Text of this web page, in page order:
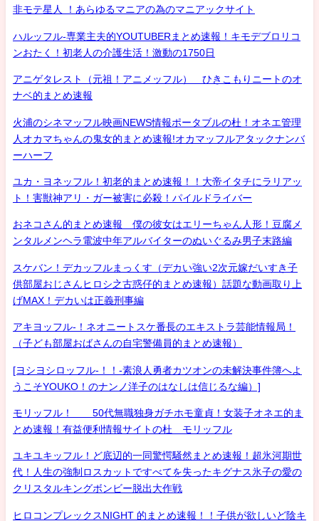
非モテ星人 ！あらゆるマニアの為のマニアックサイト
ハルッフル-専業主夫的YOUTUBERまとめ速報！キモデブロリコ
ンおたく！初老人の介護生活！激動の1750日
アニゲタレスト（元祖！アニメッフル） ひきこもりニートのオ
ナベ的まとめ速報
火浦のシネマッフル映画NEWS情報ポータブルの杜！オネエ管理
人オカマちゃんの鬼女的まとめ速報!オカマッフルアタックナンバ
ーハーフ
ユカ・ヨネッフル！初老的まとめ速報！！大帝イタチにラリアッ
ト！害獣神アリ・ガー被害に必殺！パイルドライバー
おネコさん的まとめ速報 僕の彼女はエリーちゃん人形！豆腐メ
ンタルメンヘラ電波中年アルバイターのぬいぐるみ男子末路編
スケバン！デカッフルまっくす（デカい強い2次元嫁だいすき子
供部屋おじさんヒロシ之古惑仔的まとめ速報）話題な動画取り上
げMAX！デカいは正義刑事編
アキヨッフル-！ネオニートスケ番長のエキストラ芸能情報局！
（子ども部屋おばさんの自宅警備員的まとめ速報）
[ヨシヨシロッフル-！！-素浪人勇者カツオンの未解決事件簿へよ
うこそYOUKO！のナンノ洋子のはなしは信じるな編）]
モリッフル！ 50代無職独身ガチホモ童貞！女装子オネエ的ま
とめ速報！有益便利情報サイトの杜 モリッフル
ユキユキッフル！ど底辺的一同驚愕騒然まとめ速報！超氷河期世
代！人生の強制ロスカットですべてを失ったキグナス氷子の愛の
クリスタルキングボンビー脱出大作戦
ヒロコンプレックスNIGHT 的まとめ速報！！子供が欲しいど陰キ